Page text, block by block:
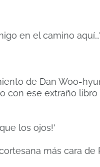
en el camino aquí…'
de Dan Woo-
con ese extraño
los ojos!'
más cara de